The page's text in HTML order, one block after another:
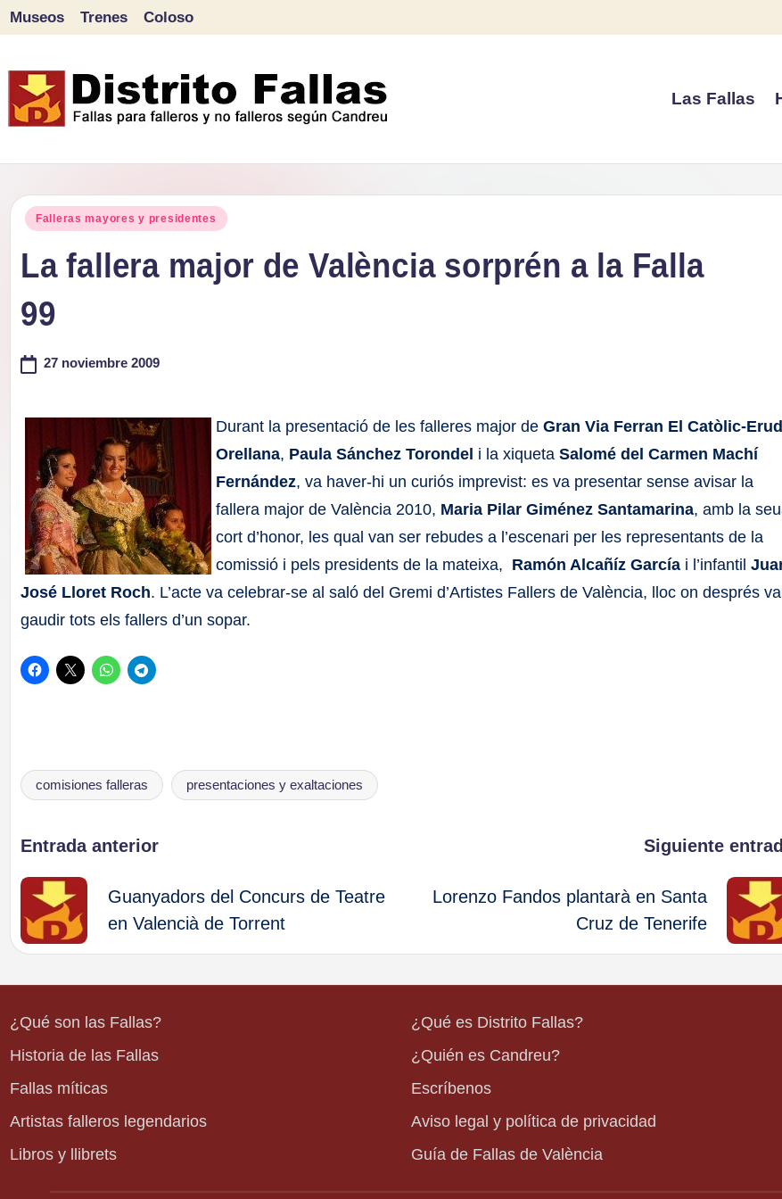
contenido
Museos Trenes Coloso
Las Fallas
Publicado
Falleras mayores y presidentes
La fallera major de València sorprén a la Falla
99
27 noviembre 2009
Durant la presentació de les falleres major deGran Via Ferran El Catòlic-
Orellana, Paula Sánchez Torondel i la xiquetaSalomé del Carmen Machí
Fernández, va haver-hi un curiós imprevist: es va presentar sense avisar la
fallera major de València 2010, Maria Pilar Giménez Santamarina, amb la
cort d’honor, les qual van ser rebudes a l’escenari per les representants de la
comissió i pels presidents de la mateixa, Ramón Alcañíz García i l’infantil
José Lloret Roch. L’acte va celebrar-se al saló del Gremi d’Artistes Fallers de València, lloc on després
gaudir tots els fallers d’un sopar.
Etiquetas:
comisiones falleras presentaciones y exaltaciones
Navegación
de
entradas
Entrada anterior
Guanyadors del Concurs de Teatre
en Valencià de Torrent
Siguiente
Lorenzo Fandos plantarà en Santa
Cruz de Tenerife
¿Qué son las Fallas?
Historia de las Fallas
Fallas míticas
Artistas falleros legendarios
Libros y llibrets
¿Qué es Distrito Fallas?
¿Quién es Candreu?
Escríbenos
Aviso legal y política de privacidad
Guía de Fallas de València